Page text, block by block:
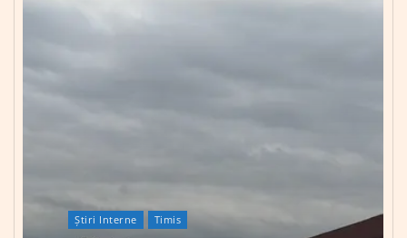
Știri Interne Timis